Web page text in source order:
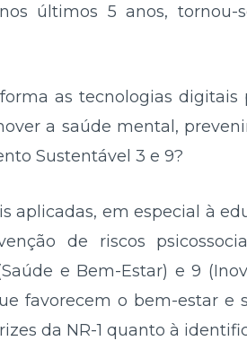
últimos 5 anos, tornou-
as tecnologias digitais
a saúde mental,
Sustentável 3 e 9?
aplicadas, em especial à
de riscos
e Bem-Estar) e 9
favorecem o bem-estar e
da NR-1 quanto à